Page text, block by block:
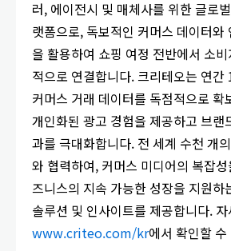
러, 에이전시 및 매체사를 위한 글로
랫폼으로, 독보적인 커머스 데이터와
을 활용하여 쇼핑 여정 전반에서 소
적으로 연결합니다. 크리테오는 연간
커머스 거래 데이터를 독점적으로 확
개인화된 광고 경험을 제공하고 브랜
과를 극대화합니다. 전 세계 수천 개
와 협력하여, 커머스 미디어의 복잡
즈니스의 지속 가능한 성장을 지원하
솔루션 및 인사이트를 제공합니다.
www.criteo.com/kr에서 확인할